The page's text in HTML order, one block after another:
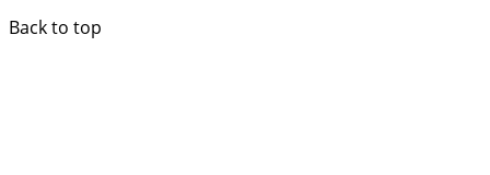
Back to top